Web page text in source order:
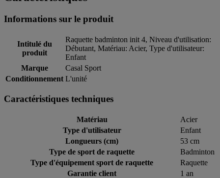
Informations sur le produit
Intitulé du
produit
Raquette badminton init 4, Niveau d'utilisation:
Débutant, Matériau: Acier, Type d'utilisateur:
Enfant
Marque
Casal Sport
Conditionnement L'unité
Caractéristiques techniques
Matériau
Acier
Type d'utilisateur
Enfant
Longueurs (cm)
53 cm
Type de sport de raquette
Badminton
Type d'équipement sport de raquette
Raquette
Garantie client
1 an